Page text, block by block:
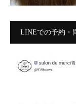
LINEでの予約・